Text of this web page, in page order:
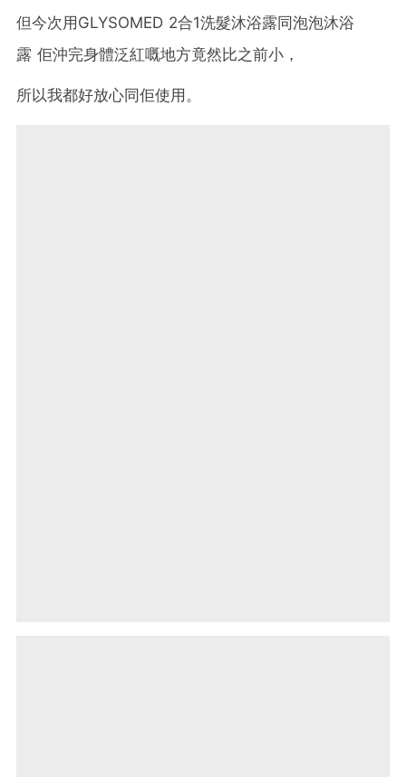
但今次用 GLYSOMED 2合1洗髮沐浴露同泡泡沐浴
露 佢沖完身體泛紅嘅地方竟然比之前小，
所以我都好放心同佢使用。